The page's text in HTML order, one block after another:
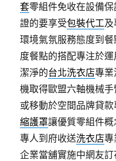
套零組件免收在設備
證的要享受包裝代工
環境氣氛服務態度到
度餐點的搭配專注於
潔淨的台北洗衣店專
機取得歐盟六軸機械
或移動於空間品牌貸
縮護罩讓優質零組件
專人到府收送洗衣店專
企業當舖實施中網友